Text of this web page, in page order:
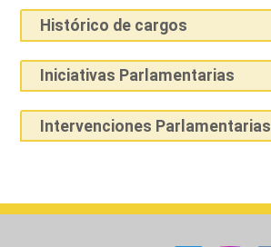
Histórico de cargos
Iniciativas Parlamentarias
Intervenciones Parlamentarias